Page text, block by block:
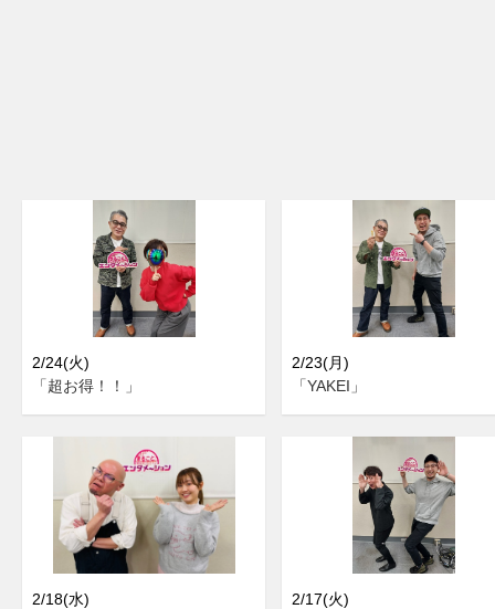
2/24(火)
「超お得！！」
2/23(月)
「YAKEI」
2/18(水)
2/17(火)